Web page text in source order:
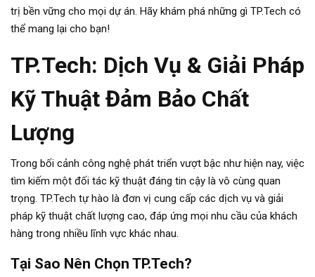
Thiết bị đo lường và kiểm tra
trị bền vững cho mọi dự án. Hãy khám phá những gì TP.Tech có
thể mang lại cho bạn!
TP.Tech: Dịch Vụ & Giải Pháp
Kỹ Thuật Đảm Bảo Chất
Lượng
Trong bối cảnh công nghệ phát triển vượt bậc như hiện nay, việc
tìm kiếm một đối tác kỹ thuật đáng tin cậy là vô cùng quan
trọng. TP.Tech tự hào là đơn vị cung cấp các dịch vụ và giải
pháp kỹ thuật chất lượng cao, đáp ứng mọi nhu cầu của khách
hàng trong nhiều lĩnh vực khác nhau.
Tại Sao Nên Chọn TP.Tech?